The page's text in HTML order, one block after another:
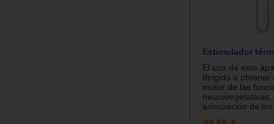
Estimulador
El uso de este
dirigido a obtener
motor de las
adecuación de